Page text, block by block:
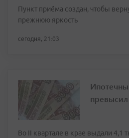
Пункт приёма создан, чтобы
прежнюю яркость
сегодня, 21:03
Во II квартале в крае выдали 4,1